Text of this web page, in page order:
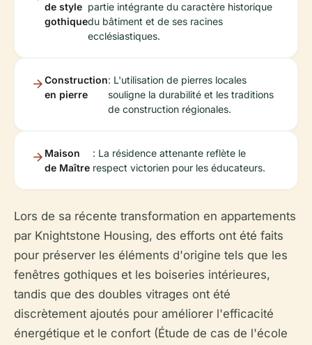
de style
gothique
partie intégrante du caractère historique
du bâtiment et de ses racines
ecclésiastiques.
Construction
en pierre
: L'utilisation de pierres locales
souligne la durabilité et les traditions
de construction régionales.
Maison
de Maître
: La résidence attenante reflète le
respect victorien pour les éducateurs.
Lors de sa récente transformation en appartements
par Knightstone Housing, des efforts ont été faits
pour préserver les éléments d'origine tels que les
fenêtres gothiques et les boiseries intérieures,
tandis que des doubles vitrages ont été
discrètement ajoutés pour améliorer l'efficacité
énergétique et le confort (Étude de cas de l'école